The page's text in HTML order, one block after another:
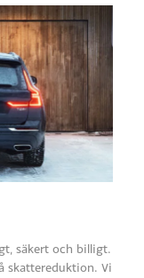
säkert och billigt.
skattereduktion. Vi